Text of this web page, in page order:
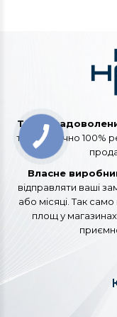
Тисячі
та практично 100%
Власне
відправляти ваші
або місяці. Так
площ у